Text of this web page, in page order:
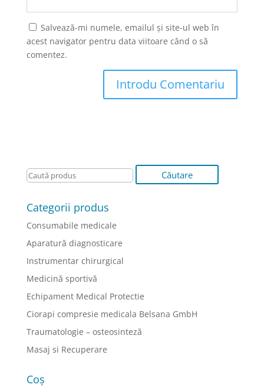
Salvează-mi numele, emailul și site-ul web în
acest navigator pentru data viitoare când o să
comentez.
Categorii produs
Consumabile medicale
Aparatură diagnosticare
Instrumentar chirurgical
Medicină sportivă
Echipament Medical Protectie
Ciorapi compresie medicala Belsana GmbH
Traumatologie – osteosinteză
Masaj si Recuperare
Coș